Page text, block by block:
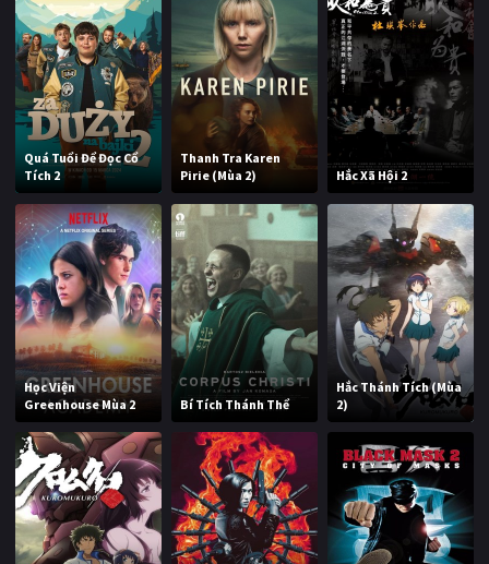
Quá Tuổi Để Đọc Cổ
Tích 2
Thanh Tra Karen
Pirie (Mùa 2)
Hắc Xã Hội 2
Học Viện
Greenhouse Mùa 2
Bí Tích Thánh Thể
Hắc Thánh Tích (Mùa
2)